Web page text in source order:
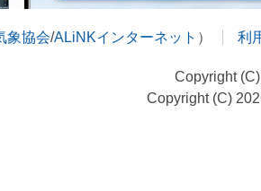
象協会/ALiNKインターネット ） 利
Copyright
Copyright (C)